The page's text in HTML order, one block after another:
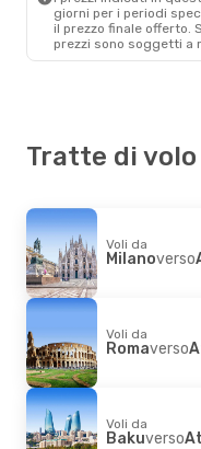
giorni per i periodi
il ​​prezzo finale offerto.
prezzi sono soggetti a
Tratte di
Voli da
Milanoverso
Voli da
Romaverso
Voli da
Bakuverso